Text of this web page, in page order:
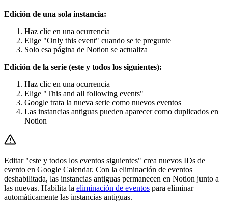
Edición de una sola instancia:
Haz clic en una ocurrencia
Elige "Only this event" cuando se te pregunte
Solo esa página de Notion se actualiza
Edición de la serie (este y todos los siguientes):
Haz clic en una ocurrencia
Elige "This and all following events"
Google trata la nueva serie como nuevos eventos
Las instancias antiguas pueden aparecer como duplicados en
Notion
Editar "este y todos los eventos siguientes" crea nuevos IDs de
evento en Google Calendar. Con la eliminación de eventos
deshabilitada, las instancias antiguas permanecen en Notion junto a
las nuevas. Habilita la eliminación de eventos para eliminar
automáticamente las instancias antiguas.